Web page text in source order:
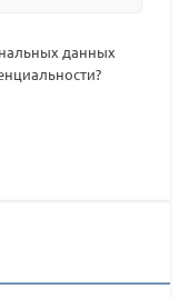
данных